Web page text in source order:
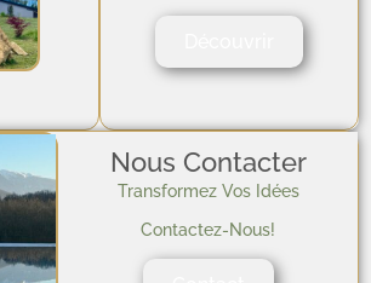
Nous Contacter
Transformez Vos Idées
Contactez-Nous!